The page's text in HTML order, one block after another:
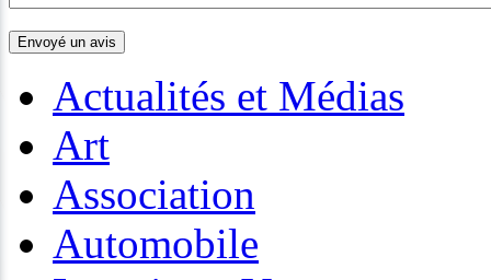
Actualités et Médias
Art
Association
Automobile